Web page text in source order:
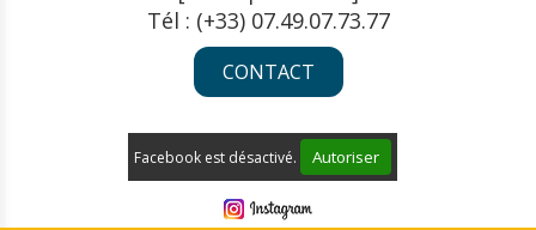
Tél : (+33) 07.49.07.73.77
CONTACT
Facebook est désactivé. Autoriser